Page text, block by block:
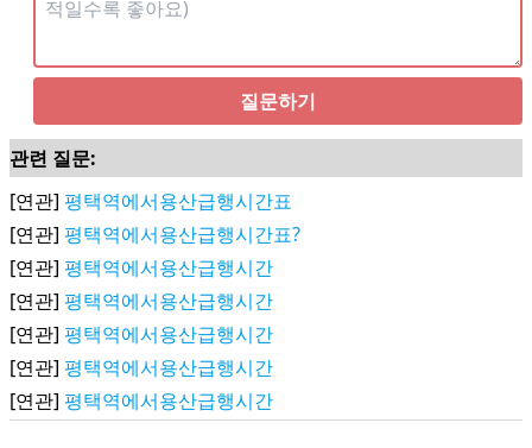
질문하기
관련 질문:
[연관] 평택역에서용산급행시간표
[연관] 평택역에서용산급행시간표?
[연관] 평택역에서용산급행시간
[연관] 평택역에서용산급행시간
[연관] 평택역에서용산급행시간
[연관] 평택역에서용산급행시간
[연관] 평택역에서용산급행시간